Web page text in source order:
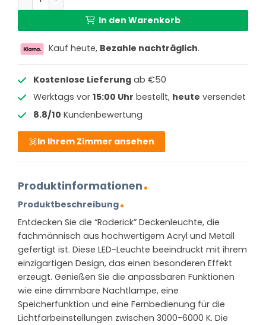
In den Warenkorb
Kauf heute, Bezahle nachträglich.
Kostenlose Lieferungab €50
Werktags vor 15:00 Uhr bestellt, heute versendet
8.8/10 Kundenbewertung
In Ihrem Zimmer ansehen
Produktinformationen
Produktbeschreibung
Entdecken Sie die “Roderick” Deckenleuchte, die
fachmännisch aus hochwertigem Acryl und Metall
gefertigt ist. Diese LED-Leuchte beeindruckt mit ihrem
einzigartigen Design, das einen besonderen Effekt
erzeugt. Genießen Sie die anpassbaren Funktionen
wie eine dimmbare Nachtlampe, eine
Speicherfunktion und eine Fernbedienung für die
Lichtfarbeinstellungen zwischen 3000-6000 K. Die